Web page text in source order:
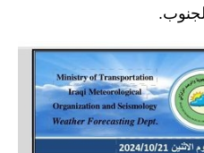
المدارس
اخبار وقرارات وزارة التربية
نتائج الامتحانات
المرحلة الابتدائية